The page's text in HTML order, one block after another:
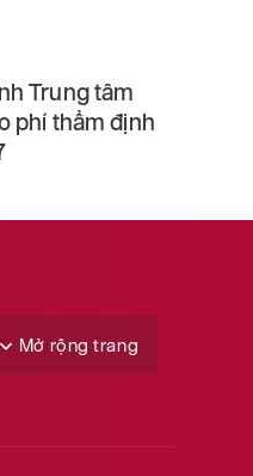
Trung tâm
phí thẩm định
Mở rộng trang